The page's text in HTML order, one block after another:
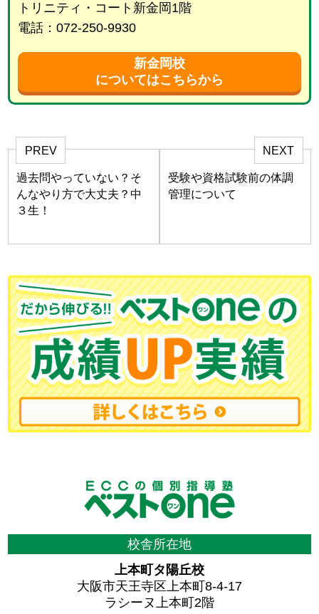
トリニティ・コート新金岡1階
電話：072-250-9930
新金岡校
についてはこちらから
PREV
過去問やっていない？そ
んなやり方で大丈夫？中
３生！
NEXT
受験や資格試験前の体調
管理について
校舎所在地
上本町タ陽丘校
大阪市天王寺区上本町8-4-17
ラシーヌ上本町2階